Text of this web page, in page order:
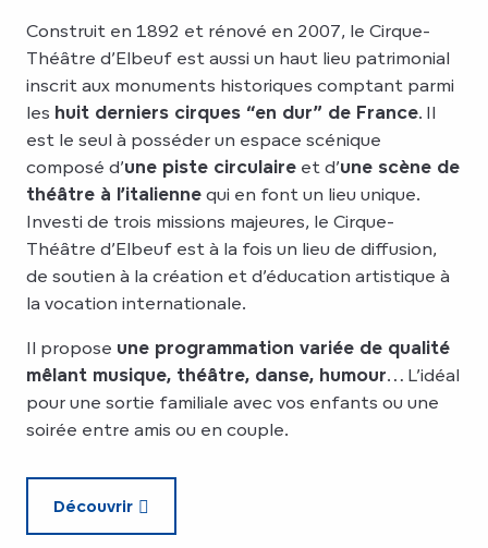
Construit en 1892 et rénové en 2007, le Cirque-
Théâtre d’Elbeuf est aussi un haut lieu patrimonial
inscrit aux monuments historiques comptant parmi
les huit derniers cirques “en dur” de France. Il
est le seul à posséder un espace scénique
composé d’une piste circulaire et d’une scène de
théâtre à l’italienne qui en font un lieu unique.
Investi de trois missions majeures, le Cirque-
Théâtre d’Elbeuf est à la fois un lieu de diffusion,
de soutien à la création et d’éducation artistique à
la vocation internationale.
Il propose une programmation variée de qualité
mêlant musique, théâtre, danse, humour… L’idéal
pour une sortie familiale avec vos enfants ou une
soirée entre amis ou en couple.
Découvrir